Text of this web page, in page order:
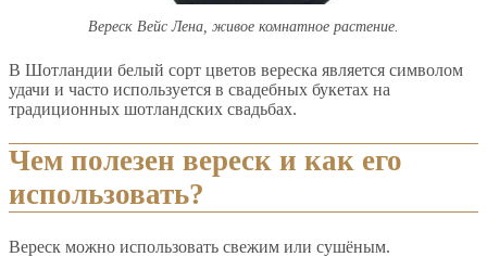
Вереск Вейс Лена, живое комнатное растение.
В Шотландии белый сорт цветов вереска является символом
удачи и часто используется в свадебных букетах на
традиционных шотландских свадьбах.
Чем полезен вереск и как его
использовать?
Вереск можно использовать свежим или сушёным.